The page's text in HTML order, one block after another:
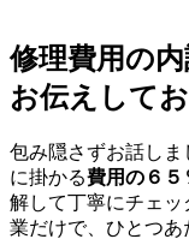
修理費用の内
お伝えしてお
包み隠さずお話し
に掛かる費用の６５
解して丁寧にチェ
業だけで、ひとつあ